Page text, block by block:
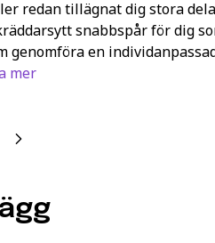
redan tillägnat dig stora
snabbspår för dig
genomföra en
mer